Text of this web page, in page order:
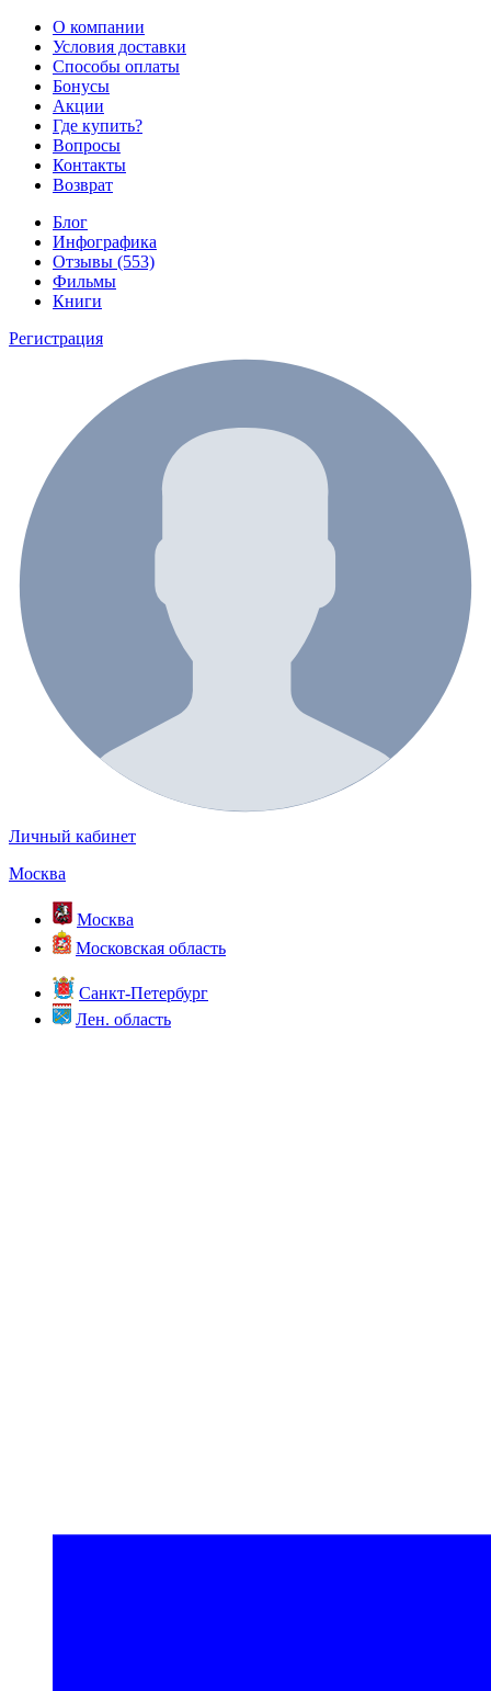
О компании
Условия доставки
Способы оплаты
Бонусы
Акции
Где купить?
Вопросы
Контакты
Возврат
Блог
Инфографика
Отзывы (553)
Фильмы
Книги
Регистрация
Личный кабинет
Москва
Москва
Московская область
Санкт-Петербург
Лен. область